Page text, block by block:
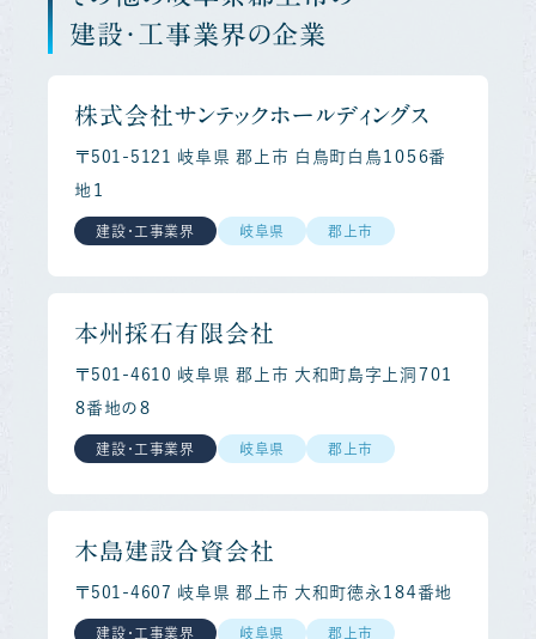
建設・工事業界の企業
株式会社サンテックホールディングス
〒501-5121 岐阜県 郡上市 白鳥町白鳥１０５６番
地１
建設・工事業界 岐阜県 郡上市
本州採石有限会社
〒501-4610 岐阜県 郡上市 大和町島字上洞７０１
８番地の８
建設・工事業界 岐阜県 郡上市
木島建設合資会社
〒501-4607 岐阜県 郡上市 大和町徳永１８４番地
建設・工事業界 岐阜県 郡上市